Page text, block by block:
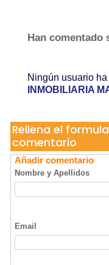
Han comentado
Ningún usuario
INMOBILIARIA